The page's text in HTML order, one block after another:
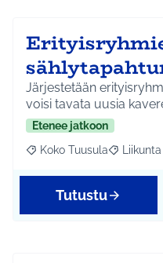
Järjestetään
Etenee jatkoon
Rajaa tulokset aihepiirin
Koko Tuusula Rajaa
Tutustu